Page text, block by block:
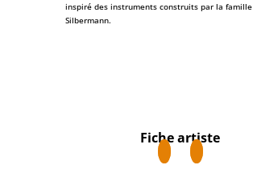
inspiré des instruments construits par la famille
Silbermann.
Fiche artiste